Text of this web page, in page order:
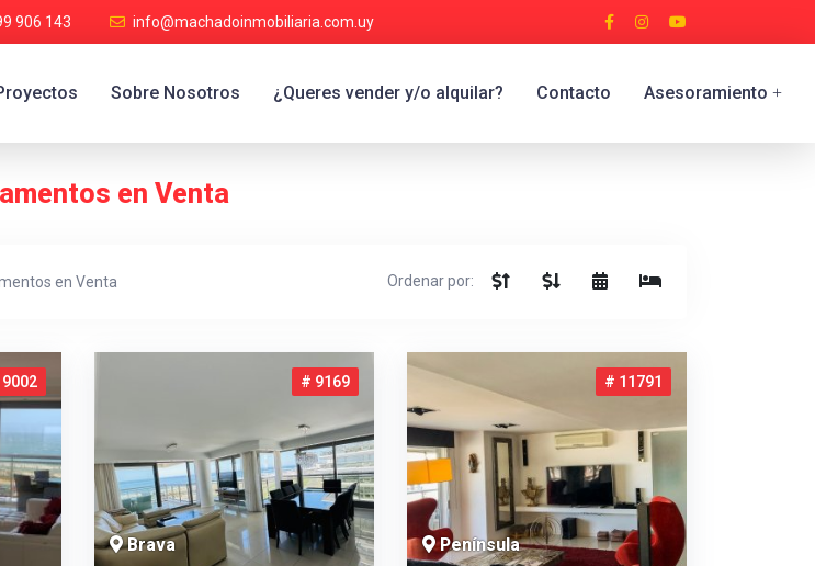
906 143 info@machadoinmobiliaria.com.uy
Sobre Nosotros ¿Queres vender y/o alquilar? Contacto Asesoramiento +
en Venta
en Venta Ordenar por:
# 9169
Brava
# 11791
Península